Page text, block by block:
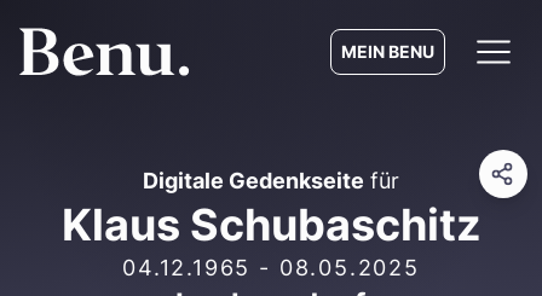
MEIN BENU
Digitale Gedenkseite für
Klaus Schubaschitz
04.12.1965 - 08.05.2025